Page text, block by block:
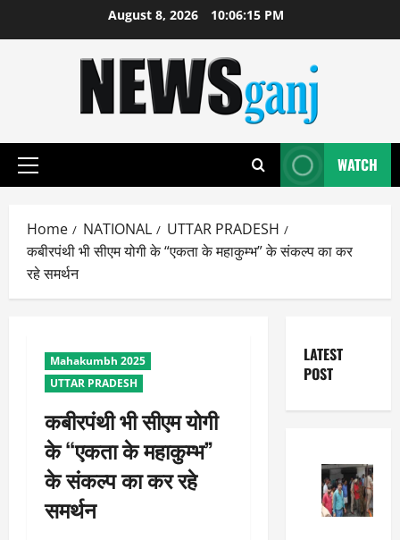
August 8, 2026 10:06:16 PM
Primary
WATCH
Home NATIONAL
UTTAR PRADESH
कबीरपंथी भी सीएम योगी के “एकता के महाकुम्भ” के संकल्प का कर
रहे समर्थन
Mahakumbh 2025
UTTAR PRADESH
कबीरपंथी भी सीएम योगी
के “एकता के महाकुम्भ”
के संकल्प का कर रहे
समर्थन
LATEST
POST